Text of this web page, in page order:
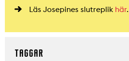
Läs Josepines slutreplik här.
TAGGAR